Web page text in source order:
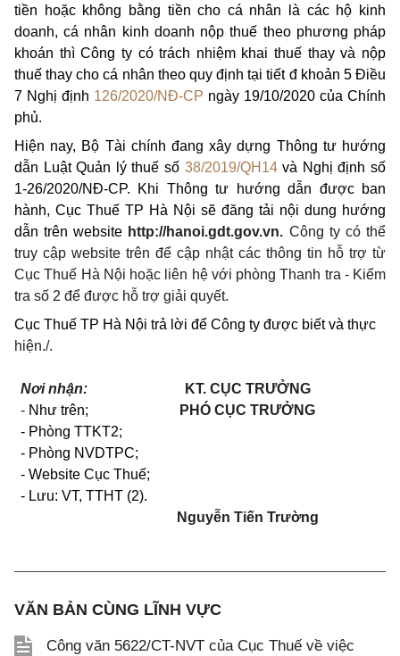
tiền hoặc không bằng tiền cho cá nhân là các hộ kinh
doanh, cá nhân kinh doanh nộp thuế theo phương pháp
khoán thì Công ty có trách nhiệm khai thuế thay và nộp
thuế thay cho cá nhân theo quy định tại tiết đ khoản 5 Điều
7 Nghị định 126/2020/NĐ-CP ngày 19/10/2020 của Chính
phủ.
Hiện nay, Bộ Tài chính đang xây dựng Thông tư hướng
dẫn Luật Quản lý thuế số 38/2019/QH14và Nghị định số
1-26/2020/NĐ-CP. Khi Thông tư hướng dẫn được ban
hành, Cục Thuế TP Hà Nội sẽ đăng tải nội dung hướng
dẫn trên website http://hanoi.gdt.gov.vn. Công ty có thể
truy cập website trên để cập nhật các thông tin hỗ trợ từ
Cục Thuế Hà Nội hoặc liên hệ với phòng Thanh tra - Kiểm
tra số 2 để được hỗ trợ giải quyết.
Cục Thuế TP Hà Nội trả lời để Công ty được biết và thực
hiện./.
Nơi nhận:
- Như trên;
- Phòng TTKT2;
- Phòng NVDTPC;
- Website Cục Thuế;
- Lưu: VT, TTHT (2).
KT. CỤC TRƯỞNG
PHÓ CỤC TRƯỞNG
Nguyễn Tiến Trường
VĂN BẢN CÙNG LĨNH VỰC
Công văn 5622/CT-NVT của Cục Thuế về việc